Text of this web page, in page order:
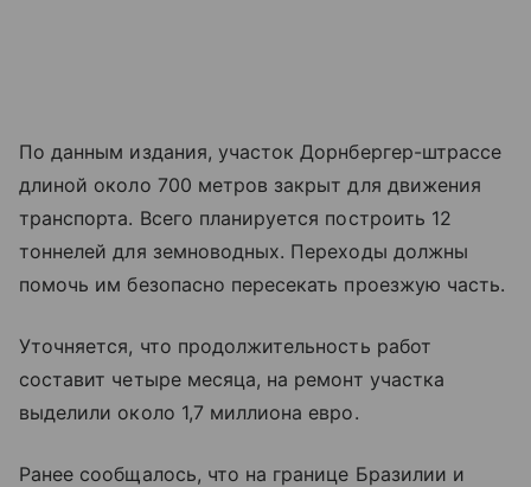
По данным издания, участок Дорнбергер-штрассе
длиной около 700 метров закрыт для движения
транспорта. Всего планируется построить 12
тоннелей для земноводных. Переходы должны
помочь им безопасно пересекать проезжую часть.
Уточняется, что продолжительность работ
составит четыре месяца, на ремонт участка
выделили около 1,7 миллиона евро.
Ранее сообщалось, что на границе Бразилии и